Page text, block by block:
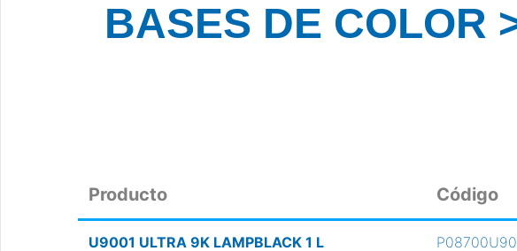
BASES DE COLOR
Producto Código
U9001 ULTRA 9K LAMPBLACK 1 L